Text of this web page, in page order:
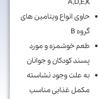
حاوی انواع ویتامین های
گروه B
طعم خوشمزه و مورد
پسند کودکان و جوانان
به علت وجود نشاسته
مکمل غذایی مناسب